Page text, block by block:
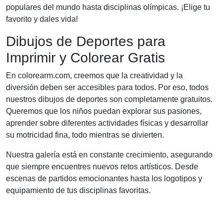
populares del mundo hasta disciplinas olímpicas. ¡Elige tu
favorito y dales vida!
Dibujos de Deportes para
Imprimir y Colorear Gratis
En colorearm.com, creemos que la creatividad y la
diversión deben ser accesibles para todos. Por eso, todos
nuestros dibujos de deportes son completamente gratuitos.
Queremos que los niños puedan explorar sus pasiones,
aprender sobre diferentes actividades físicas y desarrollar
su motricidad fina, todo mientras se divierten.
Nuestra galería está en constante crecimiento, asegurando
que siempre encuentres nuevos retos artísticos. Desde
escenas de partidos emocionantes hasta los logotipos y
equipamiento de tus disciplinas favoritas.